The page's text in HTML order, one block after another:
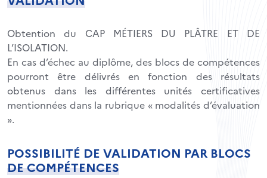
Obtention du CAP MÉTIERS DU PLÂTRE ET DE
L’ISOLATION.
En cas d’échec au diplôme, des blocs de compétences
pourront être délivrés en fonction des résultats
obtenus dans les différentes unités certificatives
mentionnées dans la rubrique « modalités d’évaluation
».
POSSIBILITÉ DE VALIDATION PAR BLOCS
DE COMPÉTENCES